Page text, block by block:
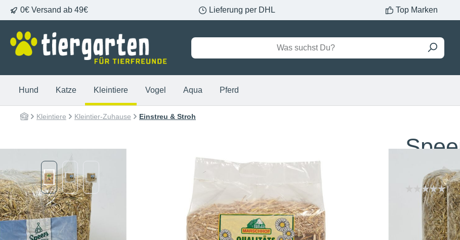
Zur Hauptnavigation springen
0€ Versand ab 49€ Lieferung per DHL Top Marken
Hund Katze Kleintiere Vogel Aqua Pferd
Kleintiere Kleintier-Zuhause Einstreu & Stroh
Inhalt: 1 x
Gebindegröße